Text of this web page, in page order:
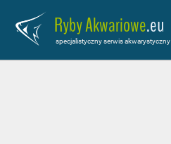
Ryby Akwariowe.eu
specjalistyczny serwis akwarystyczny